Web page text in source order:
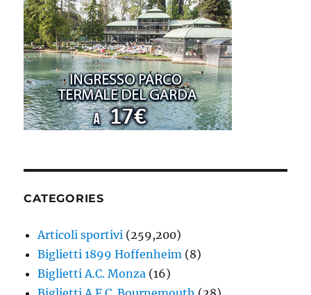
CATEGORIES
Articoli sportivi (259,200)
Biglietti 1899 Hoffenheim (8)
Biglietti A.C. Monza (16)